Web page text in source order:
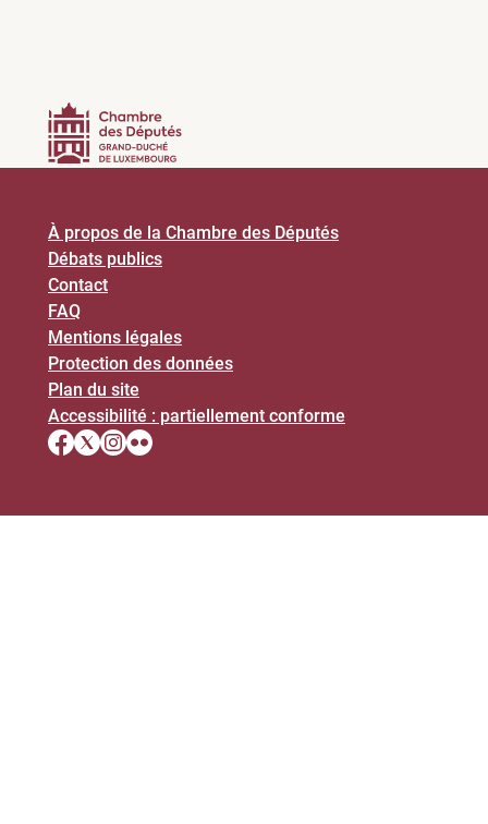
À propos de la Chambre des Députés
Débats publics
Contact
FAQ
Mentions légales
Protection des données
Plan du site
Accessibilité : partiellement conforme